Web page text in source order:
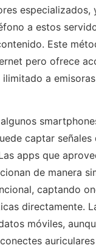
especializados,
a estos
Este
pero ofrece
a
captar señales
apps que
de manera
captando
directamente.
móviles,